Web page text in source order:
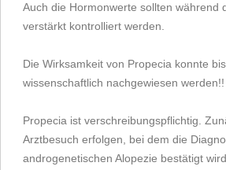
Auch die Hormonwerte sollten während
verstärkt kontrolliert werden.
Die Wirksamkeit von Propecia konnte
wissenschaftlich nachgewiesen werden!!
Propecia ist verschreibungspflichtig.
Arztbesuch erfolgen, bei dem die
androgenetischen Alopezie bestätigt